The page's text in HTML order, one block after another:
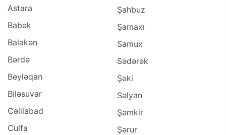
Astara
Babək
Balakən
Bərdə
Beyləqan
Biləsuvar
Cəlilabad
Culfa
Şahbuz
Şamaxı
Samux
Sədərək
Şəki
Səlyan
Şəmkir
Şərur